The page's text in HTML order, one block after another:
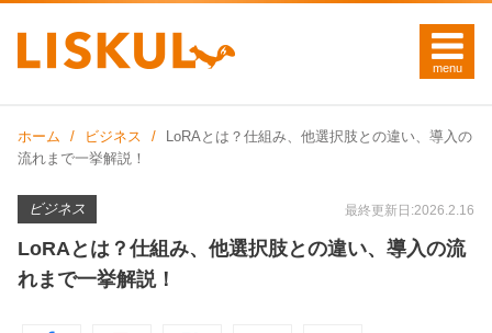
ホーム ビジネス
LoRAとは？仕組み、他選択肢との違い、導入の
流れまで一挙解説！
ビジネス 最終更新日:2026.2.16
LoRAとは？仕組み、他選択肢との違い、導入の流
れまで一挙解説！